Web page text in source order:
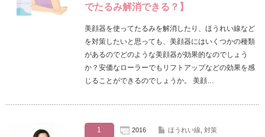
でたるみ解消できる？】
美顔器を使ってたるみを解消したり、ほうれい線など
を対策したいと思っても、美顔器にはいくつかの種類
があるのでどのような美顔器が効果的なのでしょう
か？安価なローラーでもリフトアップなどの効果を感
じることができるのでしょうか。 美顔…
1
2016 ほうれい線 対策